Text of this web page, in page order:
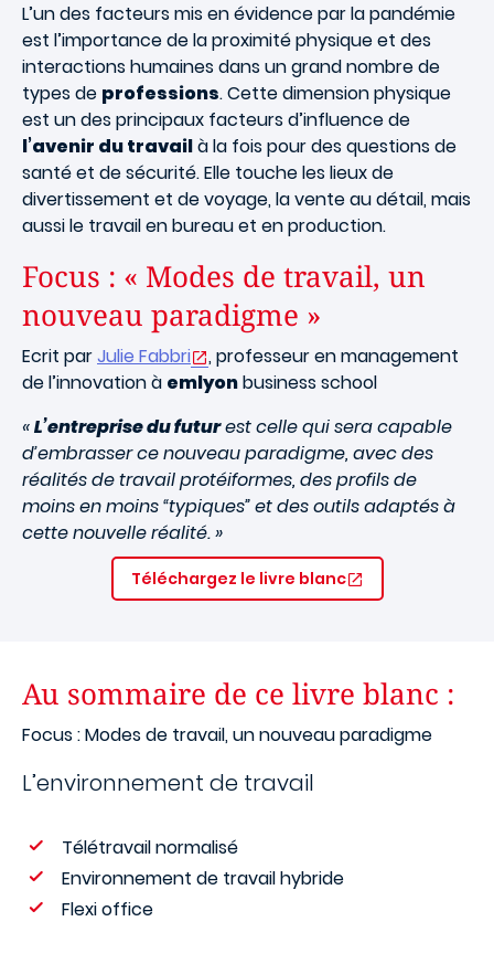
L’un des facteurs mis en évidence par la pandémie
est l’importance de la proximité physique et des
interactions humaines dans un grand nombre de
types de professions. Cette dimension physique
est un des principaux facteurs d’influence de
l’avenir du travailà la fois pour des questions de
santé et de sécurité. Elle touche les lieux de
divertissement et de voyage, la vente au détail, mais
aussi le travail en bureau et en production.
Focus : « Modes de travail, un
nouveau paradigme »
Ecrit parJulie Fabbri
, professeur en management
de l’innovation à emlyonbusiness school
«L’entreprise du futurest celle qui sera capable
d’embrasser ce nouveau paradigme, avec des
réalités de travail protéiformes, des profils de
moins en moins “typiques” et des outils adaptés à
cette nouvelle réalité. »
Téléchargez le livre blanc
Au sommaire de ce livre blanc :
Focus : Modes de travail, un nouveau paradigme
L’environnement de travail
Télétravail normalisé
Environnement de travail hybride
Flexi office